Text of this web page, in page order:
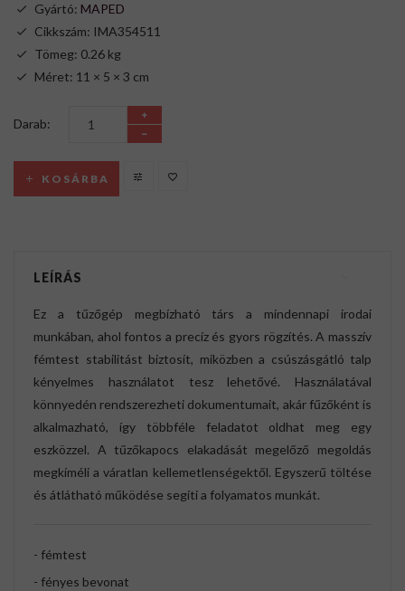
Gyártó: MAPED
Cikkszám: IMA354511
Tömeg: 0.26 kg
Méret: 11 × 5 × 3 cm
Darab:
KOSÁRBA
LEÍRÁS
Ez a tűzőgép megbízható társ a mindennapi irodai
munkában, ahol fontos a precíz és gyors rögzítés. A masszív
fémtest stabilitást biztosít, miközben a csúszásgátló talp
kényelmes használatot tesz lehetővé. Használatával
könnyedén rendszerezheti dokumentumait, akár fűzőként is
alkalmazható, így többféle feladatot oldhat meg egy
eszközzel. A tűzőkapocs elakadását megelőző megoldás
megkíméli a váratlan kellemetlenségektől. Egyszerű töltése
és átlátható működése segíti a folyamatos munkát.
- fémtest
- fényes bevonat